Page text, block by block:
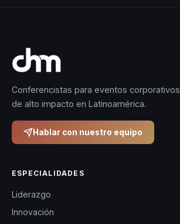
Conferencistas para eventos corporativos
de alto impacto en Latinoamérica.
Hablar con nuestro equipo
ESPECIALIDADES
Liderazgo
Innovación